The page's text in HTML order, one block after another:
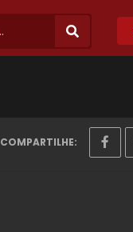
COMPARTILHE: